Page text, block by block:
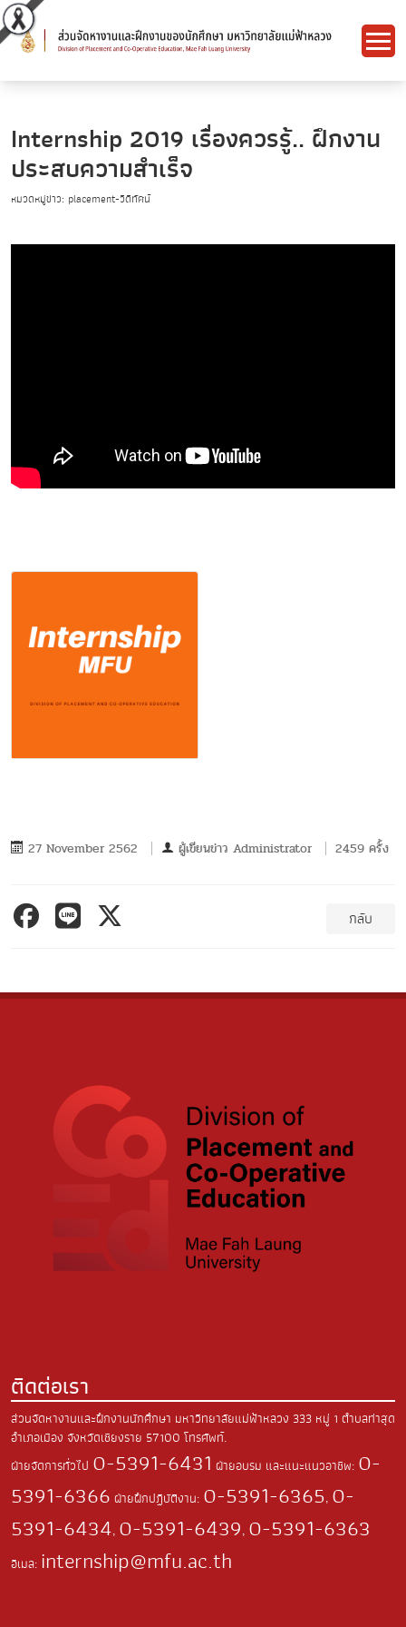
Internship​ 2019 เรื่องควรรู้.. ฝึกงาน
ประสบความสําเร็จ​
หมวดหมู่ข่าว: placement-วีดีทัศน์
27 November 2562 ผู้เขียนข่าว Administrator 2459 ครั้ง
กลับ
ติดต่อเรา
ส่วนจัดหางานและฝึกงานนักศึกษา มหาวิทยาลัยแม่ฟ้าหลวง 333 หมู่ 1 ตำบลท่าสุด
อำเภอเมือง จังหวัดเชียงราย 57100 โทรศัพท์.
ฝ่ายจัดการทั่วไป 0-5391-6431 ฝ่ายอบรม และแนะแนวอาชีพ: 0-
5391-6366 ฝ่ายฝึกปฏิบัติงาน: 0-5391-6365, 0-
5391-6434, 0-5391-6439, 0-5391-6363
อีเมล: internship@mfu.ac.th